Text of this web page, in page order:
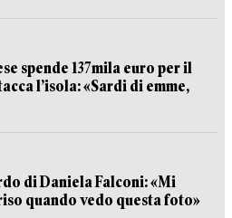
spende 137mila euro per il
l’isola: «Sardi di emme,
di Daniela Falconi: «Mi
quando vedo questa foto»